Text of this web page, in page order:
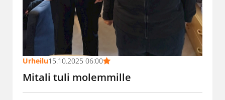
Urheilu15.10.2025 06:00
Mitali tuli molemmille